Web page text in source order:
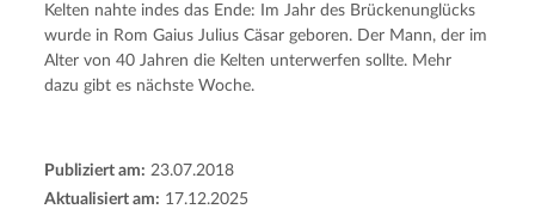
Kelten nahte indes das Ende: Im Jahr des Brückenunglücks
wurde in Rom Gaius Julius Cäsar geboren. Der Mann, der im
Alter von 40 Jahren die Kelten unterwerfen sollte. Mehr
dazu gibt es nächste Woche.
Publiziert am: 23.07.2018
Aktualisiert am: 17.12.2025